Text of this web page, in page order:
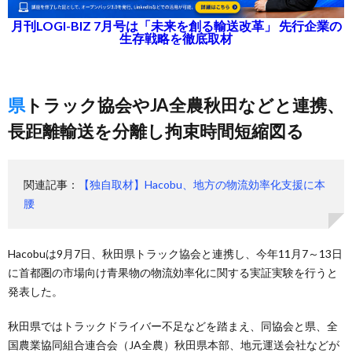
月刊LOGI-BIZ 7月号は「未来を創る輸送改革」 先行企業の
生存戦略を徹底取材
県トラック協会やJA全農秋田などと連携、
長距離輸送を分離し拘束時間短縮図る
関連記事：
【独自取材】Hacobu、地方の物流効率化支援に本
腰
Hacobuは9月7日、秋田県トラック協会と連携し、今年11月7～13日
に首都圏の市場向け青果物の物流効率化に関する実証実験を行うと
発表した。
秋田県ではトラックドライバー不足などを踏まえ、同協会と県、全
国農業協同組合連合会（JA全農）秋田県本部、地元運送会社などが